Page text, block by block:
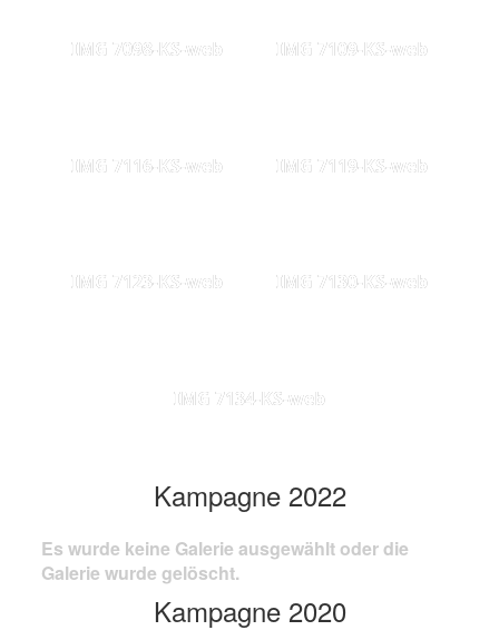
IMG 7098-KS-web IMG 7109-KS-web
IMG 7116-KS-web IMG 7119-KS-web
IMG 7123-KS-web IMG 7130-KS-web
IMG 7134-KS-web
Kampagne 2022
Es wurde keine Galerie ausgewählt oder die
Galerie wurde gelöscht.
Kampagne 2020